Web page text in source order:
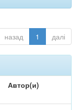
назад 1 далі
Автор(и)